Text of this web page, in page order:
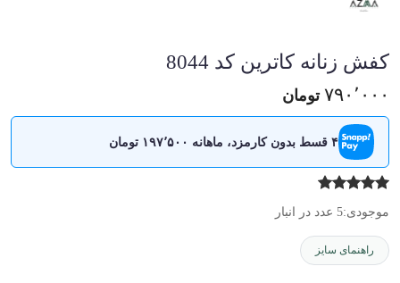
کفش زنانه کاترین کد 8044
۷۹۰٬۰۰۰ تومان
۴ قسط بدون کارمزد، ماهانه ۱۹۷٬۵۰۰ تومان
موجودی:5 عدد در انبار
راهنمای سایز